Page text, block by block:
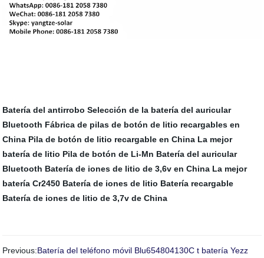
Batería del antirrobo Selección de la batería del auricular
Bluetooth Fábrica de pilas de botón de litio recargables en
China Pila de botón de litio recargable en China La mejor
batería de litio Pila de botón de Li-Mn Batería del auricular
Bluetooth Batería de iones de litio de 3,6v en China La mejor
batería Cr2450 Batería de iones de litio Batería recargable
Batería de iones de litio de 3,7v de China
Previous:Batería del teléfono móvil Blu654804130C t batería Yezz